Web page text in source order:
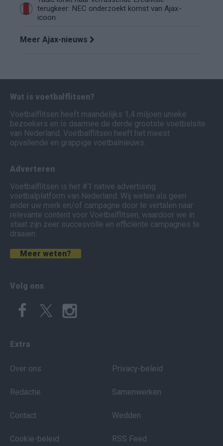
terugkeer: NEC onderzoekt komst van Ajax-
icoon
Meer Ajax-nieuws
Wat is voetbalflitsen?
Voetbalflitsen heeft maandelijks 1,4 miljoen unieke
bezoekers en is daarmee de derde grootste voetbalsite
van Nederland. Voetbalflitsen heeft het meest
opvallende en grappige voetbalnieuws.
Adverteren
Voetbalflitsen is het #1 native advertising
voetbalplatform van Nederland. Wij weten als geen
ander uw merk en/of campagne door te vertalen naar
relevante content voor Voetbalflitsen, waardoor we in
staat zijn zeer succesvolle en efficiënte campagnes te
draaien.
Meer weten?
Volg ons
Extra
Over ons
Redactie
Contact
Cookie-beleid
Privacy-beleid
Samenwerken
Wedden
RSS Feed